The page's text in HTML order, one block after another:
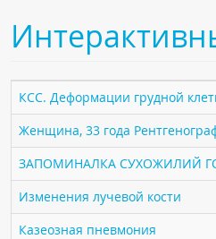
ПАЦИЕНТАМ
Где пройти
Компьютерная
Магнитно-резонансная
КСС. Деформации грудной
Женщина, 33 года
ЗАПОМИНАЛКА СУХОЖИЛИЙ
Изменения лучевой кости
Казеозная пневмония